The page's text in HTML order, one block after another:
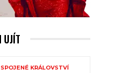
UJÍT
SPOJENÉ KRÁLOVSTVÍ